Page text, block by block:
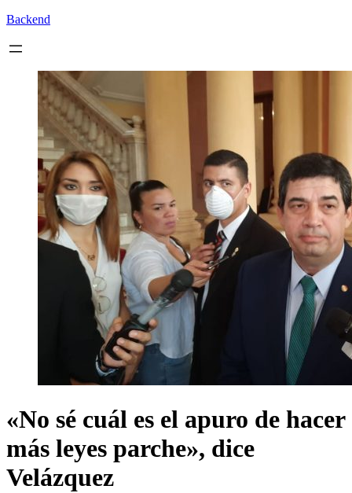
Backend
«No sé cuál es el apuro de hacer
más leyes parche», dice
Velázquez